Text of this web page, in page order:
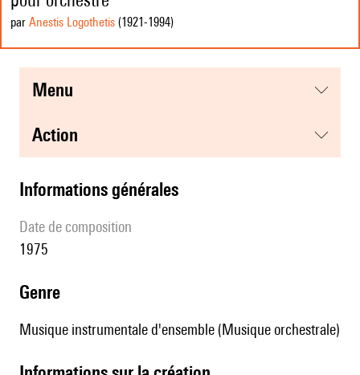
par Anestis Logothetis (1921-1994)
menu
action
informations générales
date de composition
1975
genre
Musique instrumentale d'ensemble (Musique orchestrale)